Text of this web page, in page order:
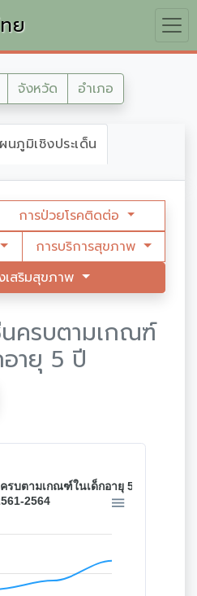
ย
จังหวัด อำเภอ
ภูมิเชิงประเด็น
การป่วยโรคติดต่อ
การบริการสุขภาพ
เสริมสุขภาพ
นครบตามเกณฑ์
อายุ 5 ปี